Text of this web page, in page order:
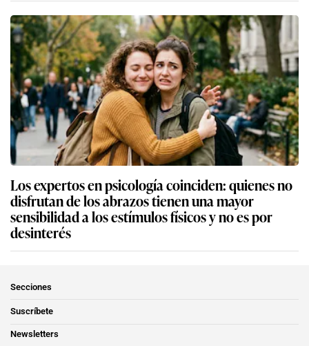
Los expertos en psicología coinciden: quienes no
disfrutan de los abrazos tienen una mayor
sensibilidad a los estímulos físicos y no es por
desinterés
Secciones
Suscríbete
Newsletters